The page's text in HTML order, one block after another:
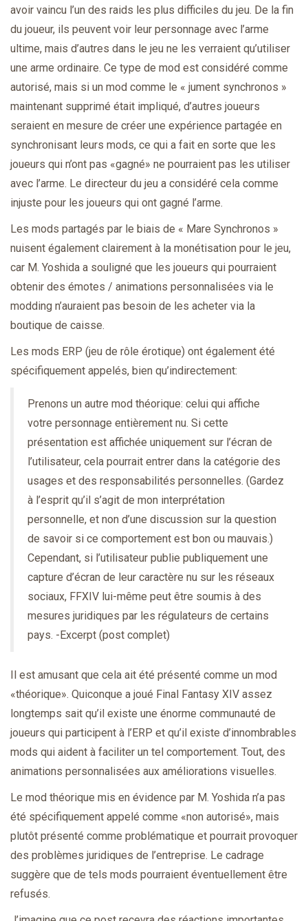
avoir vaincu l’un des raids les plus difficiles du jeu. De la fin
du joueur, ils peuvent voir leur personnage avec l’arme
ultime, mais d’autres dans le jeu ne les verraient qu’utiliser
une arme ordinaire. Ce type de mod est considéré comme
autorisé, mais si un mod comme le « jument synchronos »
maintenant supprimé était impliqué, d’autres joueurs
seraient en mesure de créer une expérience partagée en
synchronisant leurs mods, ce qui a fait en sorte que les
joueurs qui n’ont pas «gagné» ne pourraient pas les utiliser
avec l’arme. Le directeur du jeu a considéré cela comme
injuste pour les joueurs qui ont gagné l’arme.
Les mods partagés par le biais de « Mare Synchronos »
nuisent également clairement à la monétisation pour le jeu,
car M. Yoshida a souligné que les joueurs qui pourraient
obtenir des émotes / animations personnalisées via le
modding n’auraient pas besoin de les acheter via la
boutique de caisse.
Les mods ERP (jeu de rôle érotique) ont également été
spécifiquement appelés, bien qu’indirectement:
Prenons un autre mod théorique: celui qui affiche
votre personnage entièrement nu. Si cette
présentation est affichée uniquement sur l’écran de
l’utilisateur, cela pourrait entrer dans la catégorie des
usages et des responsabilités personnelles. (Gardez
à l’esprit qu’il s’agit de mon interprétation
personnelle, et non d’une discussion sur la question
de savoir si ce comportement est bon ou mauvais.)
Cependant, si l’utilisateur publie publiquement une
capture d’écran de leur caractère nu sur les réseaux
sociaux, FFXIV lui-même peut être soumis à des
mesures juridiques par les régulateurs de certains
pays. -Excerpt (post complet)
Il est amusant que cela ait été présenté comme un mod
«théorique». Quiconque a joué Final Fantasy XIV assez
longtemps sait qu’il existe une énorme communauté de
joueurs qui participent à l’ERP et qu’il existe d’innombrables
mods qui aident à faciliter un tel comportement. Tout, des
animations personnalisées aux améliorations visuelles.
Le mod théorique mis en évidence par M. Yoshida n’a pas
été spécifiquement appelé comme «non autorisé», mais
plutôt présenté comme problématique et pourrait provoquer
des problèmes juridiques de l’entreprise. Le cadrage
suggère que de tels mods pourraient éventuellement être
refusés.